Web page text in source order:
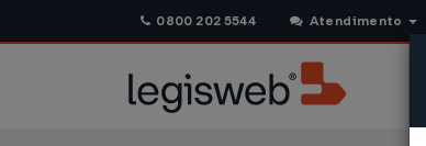
0800 202 5544 Atendimento